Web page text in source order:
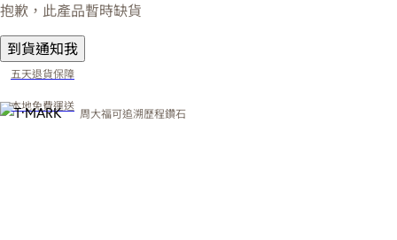
抱歉，此產品暫時缺貨
到貨通知我
五天退貨保障
本地免費運送
周大福可追溯歷程鑽石